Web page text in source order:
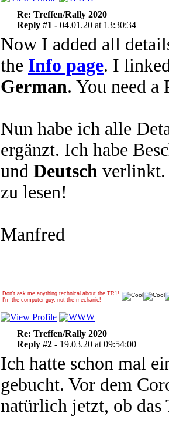
Re: Treffen/Rally 2020
Reply #1 - 04.01.20 at 13:30:34
Now I added all
the Info page. I
German. You need
Nun habe ich alle
ergänzt. Ich habe
und Deutsch verlinkt.
zu lesen!
Manfred
Don't ask me anything technical about the TR1!
I'm the computer guy, not the mechanic!
Re: Treffen/Rally 2020
Reply #2 - 19.03.20 at 09:54:00
Ich hatte schon mal
gebucht. Vor dem
natürlich jetzt, ob